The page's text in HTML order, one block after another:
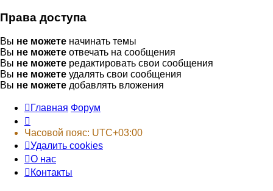
Права доступа
Вы не можете начинать темы
Вы не можете отвечать на сообщения
Вы не можете редактировать свои сообщения
Вы не можете удалять свои сообщения
Вы не можете добавлять вложения
Главная Форум
Часовой пояс: UTC+03:00
Удалить cookies
О нас
Контакты